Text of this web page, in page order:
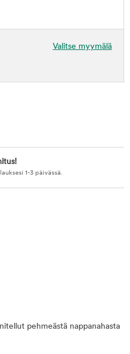
Valitse myymälä
1-3 päivässä.
pehmeästä nappanahasta